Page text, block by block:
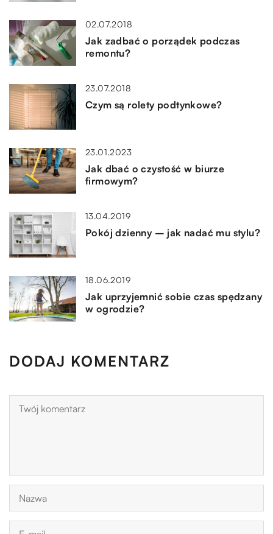
02.07.2018
Jak zadbać o porządek podczas
remontu?
23.07.2018
Czym są rolety podtynkowe?
23.01.2023
Jak dbać o czystość w biurze
firmowym?
13.04.2019
Pokój dzienny – jak nadać mu stylu?
18.06.2019
Jak uprzyjemnić sobie czas spędzany
w ogrodzie?
DODAJ KOMENTARZ